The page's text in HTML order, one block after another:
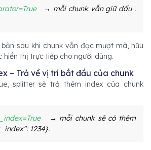
→ mỗi chunk vẫn giữ dấu .
sau khi chunk vẫn đọc mượt mà, hữu
hiển thị trực tiếp cho người dùng.
– Trả về vị trí bắt đầu của chunk
splitter sẽ trả thêm index của chunk
→ mỗi chunk sẽ có thêm
1234}.